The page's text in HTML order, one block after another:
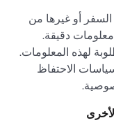
أو غيرها من
دقيقة.
لهذه المعلومات.
الاحتفاظ